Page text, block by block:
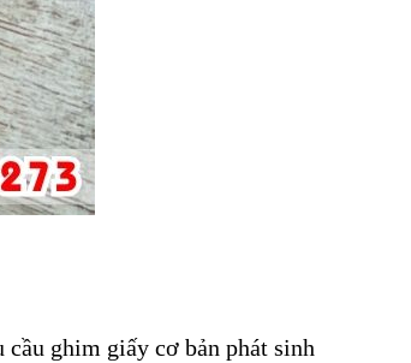
ghim giấy cơ bản phát sinh